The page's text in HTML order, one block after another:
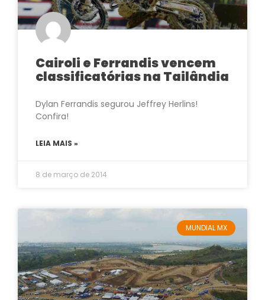
Cairoli e Ferrandis vencem
classificatórias na Tailândia
Dylan Ferrandis segurou Jeffrey Herlins!
Confira!
LEIA MAIS »
8 de março de 2014
MUNDIAL MX